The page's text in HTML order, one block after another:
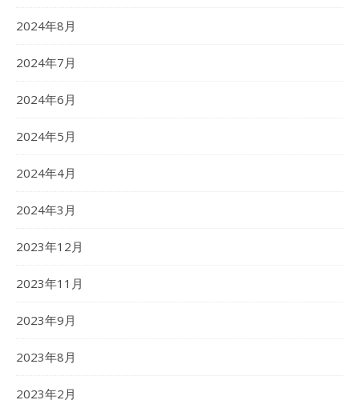
2024年8月
2024年7月
2024年6月
2024年5月
2024年4月
2024年3月
2023年12月
2023年11月
2023年9月
2023年8月
2023年2月